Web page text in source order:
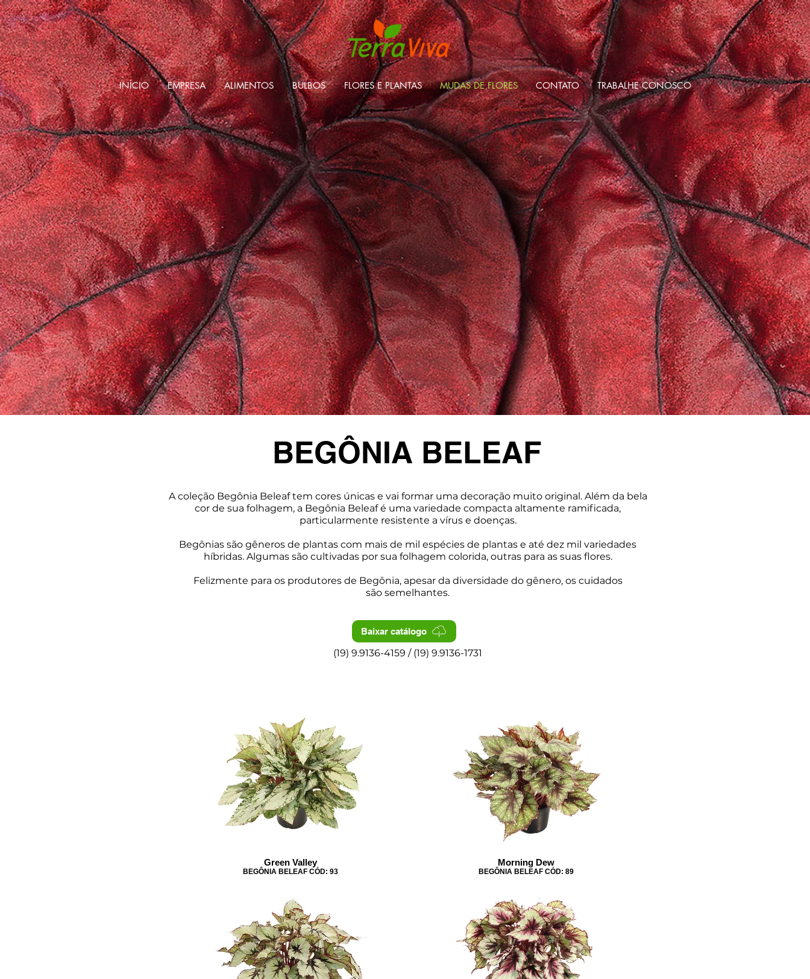
INÍCIO EMPRESA ALIMENTOS BULBOS FLORES E PLANTAS MUDAS DE FLORES CONTATO TRABALHE CONOSCO
BEGÔNIA BELEAF
A coleção Begônia Beleaf tem cores únicas e vai formar uma decoração muito original. Além da bela
cor de sua folhagem, a Begônia Beleaf é uma variedade compacta altamente ramificada,
particularmente resistente a vírus e doenças.
Begônias são gêneros de plantas com mais de mil espécies de plantas e até dez mil variedades
híbridas. Algumas são cultivadas por sua folhagem colorida, outras para as suas flores.
Felizmente para os produtores de Begônia, apesar da diversidade do gênero, os cuidados
são semelhantes.
(19) 9.9136-4159 / (19) 9.9136-1731
Baixar catálogo
Green Valley
BEGÔNIA BELEAF CÓD: 93
Morning Dew
BEGÔNIA BELEAF CÓD: 89